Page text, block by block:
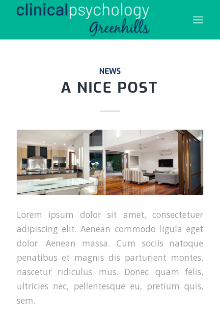
NEWS
A NICE POST
Lorem ipsum dolor sit amet, consectetuer
adipiscing elit. Aenean commodo ligula eget
dolor. Aenean massa. Cum sociis natoque
penatibus et magnis dis parturient montes,
nascetur ridiculus mus. Donec quam felis,
ultricies nec, pellentesque eu, pretium quis,
sem.